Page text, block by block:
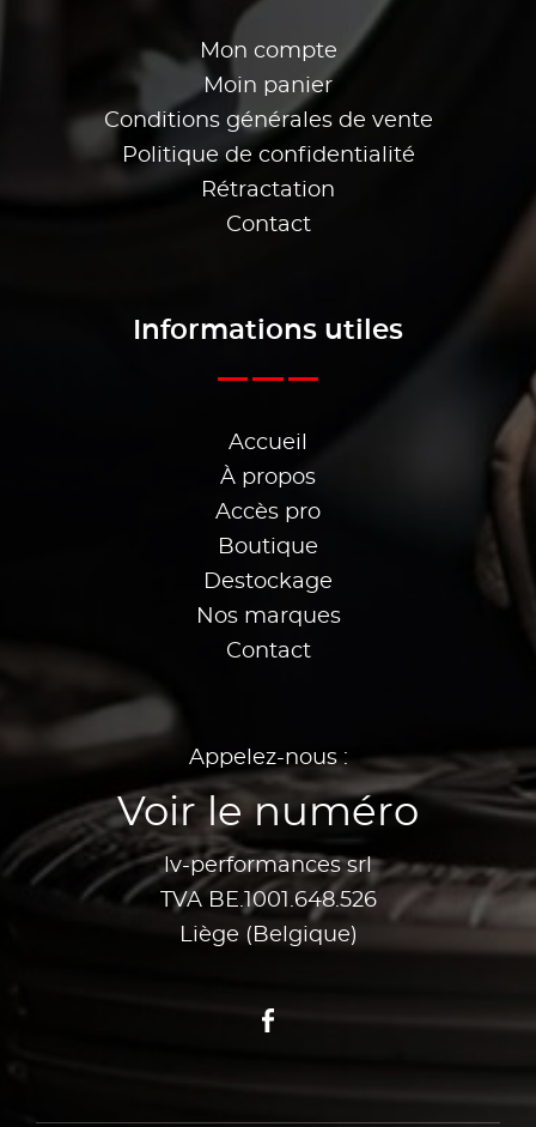
Mon compte
Moin panier
Conditions générales de vente
Politique de confidentialité
Rétractation
Contact
Informations utiles
Accueil
À propos
Accès pro
Boutique
Destockage
Nos marques
Contact
Appelez-nous :
Voir le numéro
lv-performances srl
TVA BE.1001.648.526
Liège (Belgique)